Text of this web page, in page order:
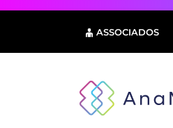
Pular
conteúdo
ASSOCIADOS